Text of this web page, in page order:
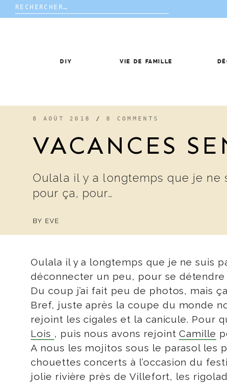
Rechercher :
DIY VIE DE FAMILLE
8 AOÛT 2018 /8 COMMENTS
VACANCES
Oulala il y a longtemps que je ne
pour ça, pour…
BY EVE
Oulala il y a longtemps que je ne suis
déconnecter un peu, pour se détendre
Du coup j’ai fait peu de photos, mais
Bref, juste après la coupe du monde
rejoint les cigales et la canicule. Pour
Lois , puis nous avons rejointCamille
A nous les mojitos sous le parasol les
chouettes concerts à l’occasion du
jolie rivière près de Villefort, les